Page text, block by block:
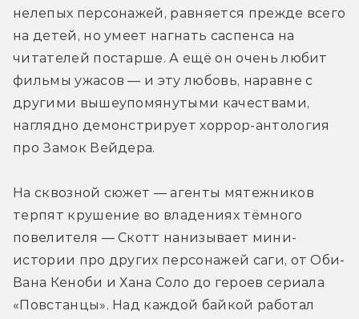
нелепых персонажей, равняется прежде всего
на детей, но умеет нагнать саспенса на
читателей постарше. А ещё он очень любит
фильмы ужасов — и эту любовь, наравне с
другими вышеупомянутыми качествами,
наглядно демонстрирует хоррор-антология
про Замок Вейдера.
На сквозной сюжет — агенты мятежников
терпят крушение во владениях тёмного
повелителя — Скотт нанизывает мини-
истории про других персонажей саги, от Оби-
Вана Кеноби и Хана Соло до героев сериала
«Повстанцы». Над каждой байкой работал